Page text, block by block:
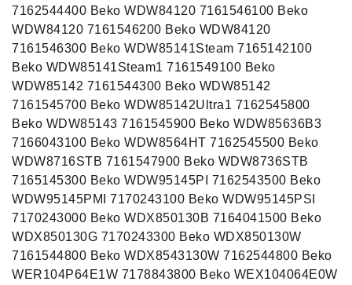
7162544400 Beko WDW84120 7161546100 Beko
WDW84120 7161546200 Beko WDW84120
7161546300 Beko WDW85141Steam 7165142100
Beko WDW85141Steam1 7161549100 Beko
WDW85142 7161544300 Beko WDW85142
7161545700 Beko WDW85142Ultra1 7162545800
Beko WDW85143 7161545900 Beko WDW85636B3
7166043100 Beko WDW8564HT 7162545500 Beko
WDW8716STB 7161547900 Beko WDW8736STB
7165145300 Beko WDW95145PI 7162543500 Beko
WDW95145PMI 7170243100 Beko WDW95145PSI
7170243000 Beko WDX850130B 7164041500 Beko
WDX850130G 7170243300 Beko WDX850130W
7161544800 Beko WDX8543130W 7162544800 Beko
WER104P64E1W 7178843800 Beko WEX104064E0W